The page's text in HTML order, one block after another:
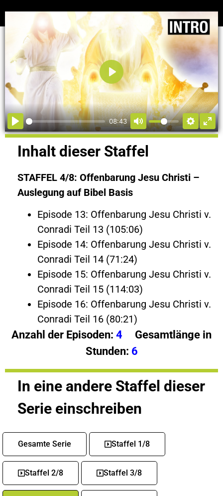
08:43
Abspielen
Inhalt dieser Staffel
STAFFEL 4/8: Offenbarung Jesu Christi –
Auslegung auf Bibel Basis
Episode 13: Offenbarung Jesu Christi v.
Conradi Teil 13 (105:06)
Episode 14: Offenbarung Jesu Christi v.
Conradi Teil 14 (71:24)
Episode 15: Offenbarung Jesu Christi v.
Conradi Teil 15 (114:03)
Episode 16: Offenbarung Jesu Christi v.
Conradi Teil 16 (80:21)
Anzahl der Episoden: 4 Gesamtlänge in
Stunden: 6
In eine andere Staffel dieser
Serie einschreiben
Gesamte Serie Staffel 1/8
Staffel 2/8 Staffel 3/8